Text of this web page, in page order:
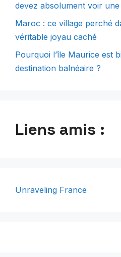
devez absolument voir
Maroc : ce village perché
véritable joyau caché
Pourquoi l’île Maurice est
destination balnéaire ?
Liens amis :
Unraveling France